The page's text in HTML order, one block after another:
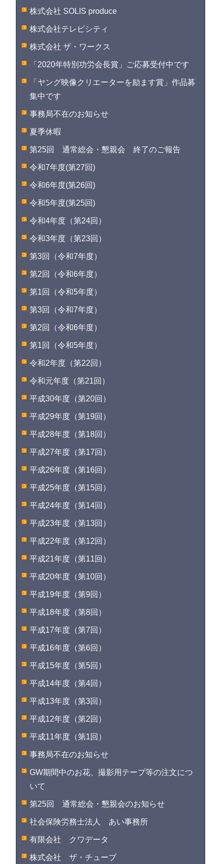
株式会社 SOLIS produce
株式会社テレビシティ
株式会社 ザ・ワークス
「2020年特別功労会長賞」ご応募受付中です
「ヤング映像クリエーターを励ます賞」作品募
集中です
事務局不在のお知らせ
夏季休暇
第25回 通常総会・懇親会 終了のご報告
令和7年度(第27回)
令和6年度(第26回)
令和5年度(第25回)
令和4年度（第24回）
令和3年度（第23回）
第3回（令和7年度）
第2回（令和6年度）
第1回（令和5年度）
第3回（令和7年度）
第2回（令和6年度）
第1回（令和5年度）
令和2年度（第22回）
令和元年度（第21回）
平成30年度（第20回）
平成29年度（第19回）
平成28年度（第18回）
平成27年度（第17回）
平成26年度（第16回）
平成25年度（第15回）
平成24年度（第14回）
平成23年度（第13回）
平成22年度（第12回）
平成21年度（第11回）
平成20年度（第10回）
平成19年度（第9回）
平成18年度（第8回）
平成17年度（第7回）
平成16年度（第6回）
平成15年度（第5回）
平成14年度（第4回）
平成13年度（第3回）
平成12年度（第2回）
平成11年度（第1回）
事務局不在のお知らせ
GW期間中のお花、撮影用テープ等の注文につ
いて
第25回 通常総会・懇親会のお知らせ
社会保険労務士法人 あい事務所
有限会社 クワデータ
株式会社 ザ・チューブ